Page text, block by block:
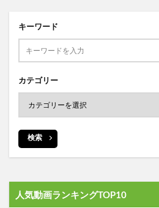
キーワード
カテゴリー
検索
人気動画ランキングTOP10